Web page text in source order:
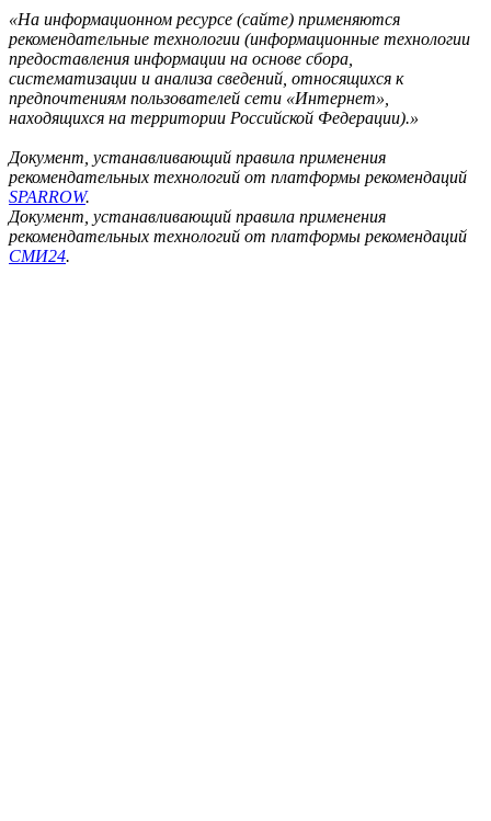
«На информационном ресурсе (сайте) применяются
рекомендательные технологии (информационные технологии
предоставления информации на основе сбора,
систематизации и анализа сведений, относящихся к
предпочтениям пользователей сети «Интернет»,
находящихся на территории Российской Федерации).»
Документ, устанавливающий правила применения
рекомендательных технологий от платформы рекомендаций
SPARROW.
Документ, устанавливающий правила применения
рекомендательных технологий от платформы рекомендаций
СМИ24.